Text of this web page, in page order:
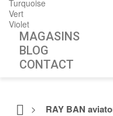
Turquoise
Vert
Violet
MAGASINS
BLOG
CONTACT
> RAY BAN